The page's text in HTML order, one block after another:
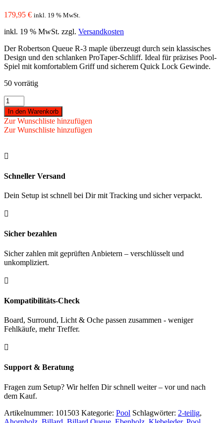
179,95 € inkl. 19 % MwSt.
inkl. 19 % MwSt. zzgl. Versandkosten
Der Robertson Queue R-3 maple überzeugt durch sein klassisches
Design und den schlanken ProTaper-Schliff. Ideal für präzises Pool-
Spiel mit komfortablem Griff und sicherem Quick Lock Gewinde.
50 vorrätig
Robertson
-
Queue
R-
3
Menge
In den Warenkorb
Zur Wunschliste hinzufügen
Zur Wunschliste hinzufügen

Schneller Versand
Dein Setup ist schnell bei Dir mit Tracking und sicher verpackt.

Sicher bezahlen
Sicher zahlen mit geprüften Anbietern – verschlüsselt und
unkompliziert.

Kompatibilitäts-Check
Board, Surround, Licht & Oche passen zusammen - weniger
Fehlkäufe, mehr Treffer.

Support & Beratung
Fragen zum Setup? Wir helfen Dir schnell weiter – vor und nach
dem Kauf.
Artikelnummer: 101503 Kategorie: Pool Schlagwörter: 2-teilig,